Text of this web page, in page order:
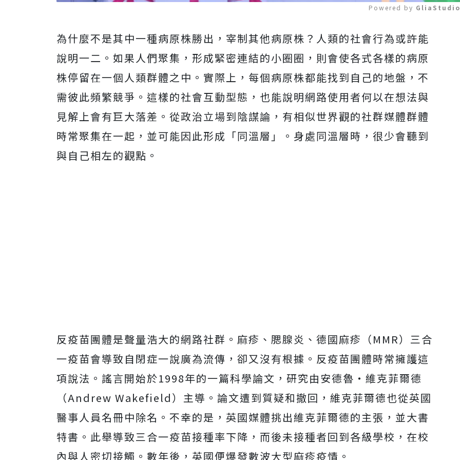
Mute
Powered by
為什麼不是其中一種病原株勝出，宰制其他病原株？人類的社會行為或許能
說明一二。如果人們聚集，形成緊密連結的小圈圈，則會使各式各樣的病原
株停留在一個人類群體之中。實際上，每個病原株都能找到自己的地盤，不
需彼此頻繁競爭。這樣的社會互動型態，也能說明網路使用者何以在想法與
見解上會有巨大落差。從政治立場到陰謀論，有相似世界觀的社群媒體群體
時常聚集在一起，並可能因此形成「同溫層」。身處同溫層時，很少會聽到
與自己相左的觀點。
反疫苗團體是聲量浩大的網路社群。麻疹、腮腺炎、德國麻疹（MMR）三合
一疫苗會導致自閉症一說廣為流傳，卻又沒有根據。反疫苗團體時常擁護這
項說法。謠言開始於1998年的一篇科學論文，研究由安德魯‧維克菲爾德
（Andrew Wakefield）主導。論文遭到質疑和撤回，維克菲爾德也從英國
醫事人員名冊中除名。不幸的是，英國媒體挑出維克菲爾德的主張，並大書
特書。此舉導致三合一疫苗接種率下降，而後未接種者回到各級學校，在校
內與人密切接觸。數年後，英國便爆發數波大型麻疹疫情。